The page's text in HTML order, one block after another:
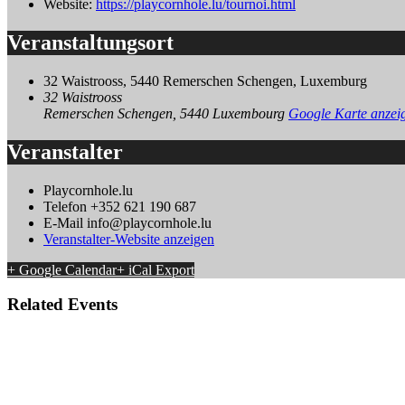
Website: https://playcornhole.lu/tournoi.html
Veranstaltungsort
32 Waistrooss, 5440 Remerschen Schengen, Luxemburg
32 Waistrooss
Remerschen Schengen 5440 Luxembourg Google Karte
Veranstalter
Playcornhole.lu
Telefon +352 621 190 687
E-Mail info@playcornhole.lu
Veranstalter-Website anzeigen
+ Google Calendar+ iCal Export
Related Events